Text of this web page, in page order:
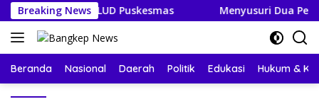
Langsung
ke
konten
Breaking News
BLUD Puskesmas Menyusuri Dua Permata
Beranda Nasional Daerah Politik Edukasi Hukum &